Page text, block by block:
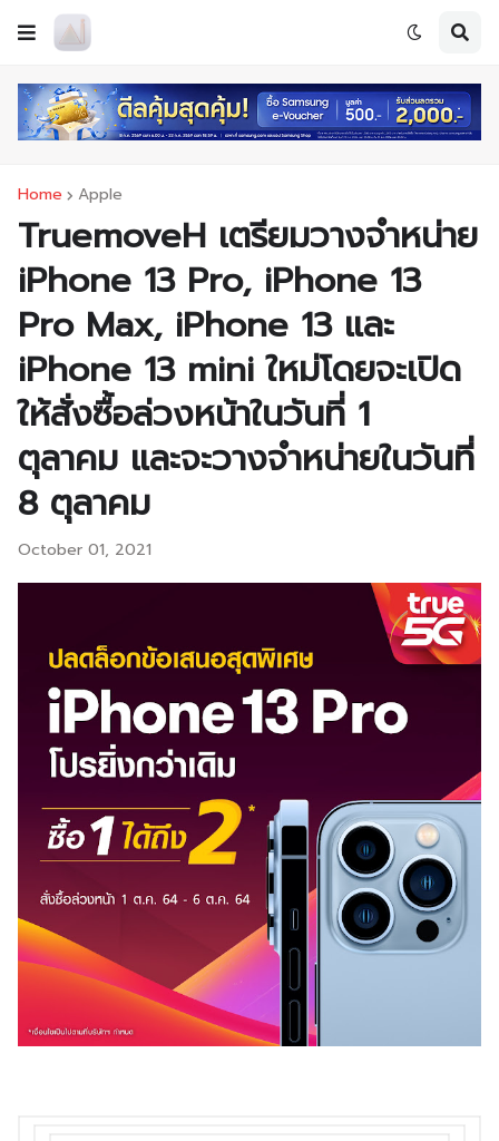
Home Apple
TruemoveH เตรียมวางจำหน่าย
iPhone 13 Pro, iPhone 13
Pro Max, iPhone 13 และ
iPhone 13 mini ใหม่โดยจะเปิด
ให้สั่งซื้อล่วงหน้าในวันที่ 1
ตุลาคม และจะวางจำหน่ายในวันที่
8 ตุลาคม
October 01, 2021